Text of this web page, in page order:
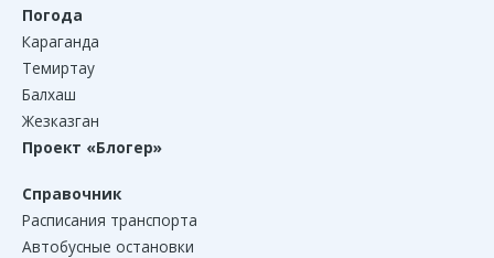
Погода
Караганда
Темиртау
Балхаш
Жезказган
Проект «Блогер»
Справочник
Расписания транспорта
Автобусные остановки